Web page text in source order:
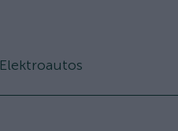
Elektroautos